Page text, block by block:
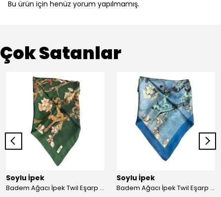
Bu ürün için henüz yorum yapılmamış.
Çok Satanlar
Soylu İpek
Badem Ağacı İpek Twil Eşarp - Haki
Soylu İpek
Badem Ağacı İpek Twil Eşarp - Mavi